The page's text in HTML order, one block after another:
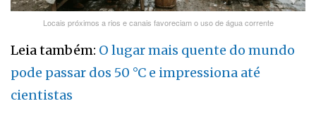
Locais próximos a rios e canais favoreciam o uso de água corrente
Leia também: O lugar mais quente do mundo
pode passar dos 50 °C e impressiona até
cientistas